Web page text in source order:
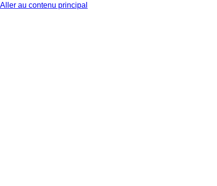
Aller au contenu principal